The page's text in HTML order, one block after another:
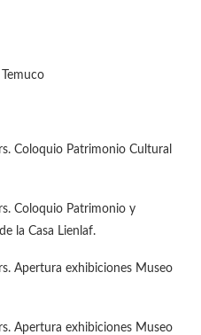
Coloquio Patrimonio Cultural
Coloquio Patrimonio y
la Casa Lienlaf.
Apertura exhibiciones Museo
Apertura exhibiciones Museo